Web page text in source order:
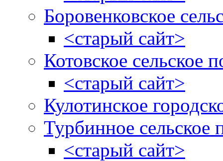
Боровенковское
<старый сайт>
Котовское сельское
<старый сайт>
Кулотинское
Турбинное сельское
<старый сайт>